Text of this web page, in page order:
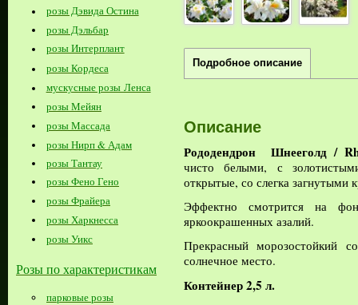
розы Дэвида Остина
розы Дэльбар
розы Интерплант
розы Кордеса
мускусные розы Ленса
розы Мейян
розы Массада
розы Нирп & Адам
розы Тантау
розы Фено Гено
розы Фрайера
розы Харкнесса
розы Уикс
Розы по характеристикам
парковые розы
Подробное описание
Описание
Рододендрон
Шнееголд /
чисто белыми, с
открытые, со слегка загнутыми
Эффектно смотрится на
яркоокрашенных азалий.
Прекрасный морозостойкий
солнечное место.
Контейнер 2,5 л.